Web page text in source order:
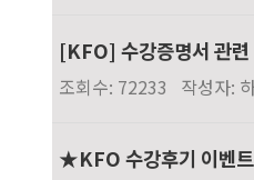
[KFO] 수강증명서 관련
조회수: 72233 작성자:
★KFO 수강후기 이벤